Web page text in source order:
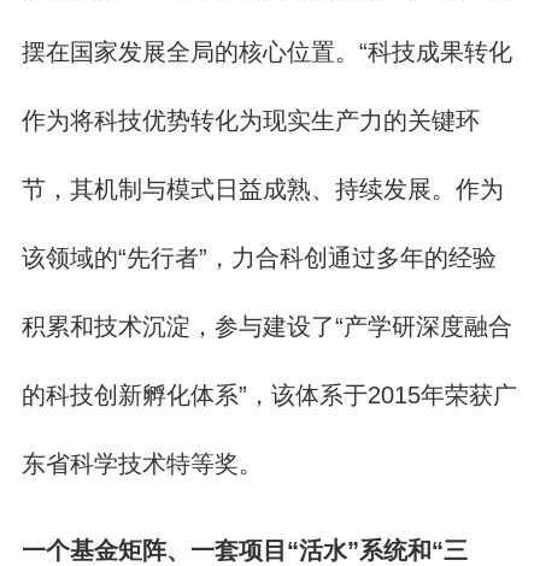
摆在国家发展全局的核心位置。“科技成果转化
作为将科技优势转化为现实生产力的关键环
节，其机制与模式日益成熟、持续发展。作为
该领域的“先行者”，力合科创通过多年的经验
积累和技术沉淀，参与建设了“产学研深度融合
的科技创新孵化体系”，该体系于2015年荣获广
东省科学技术特等奖。
一个基金矩阵、一套项目“活水”系统和“三